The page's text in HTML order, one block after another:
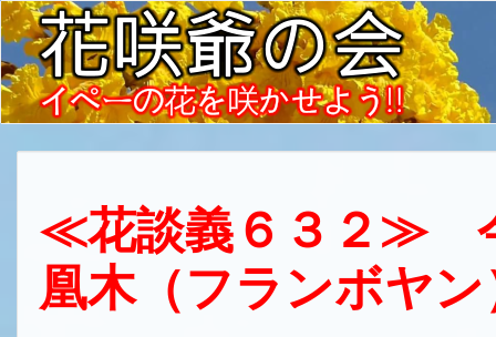
≪花談義６３２≫
凰木（フランボヤ